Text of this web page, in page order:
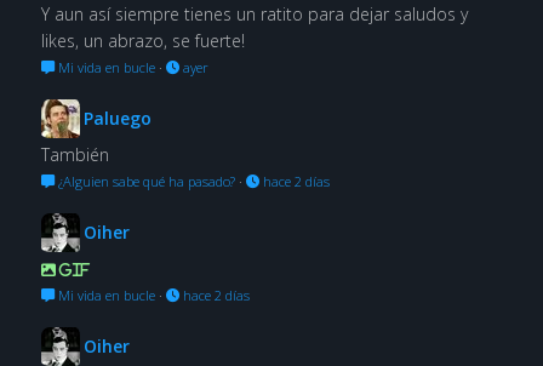
Y aun así siempre tienes un ratito para dejar saludos y
likes, un abrazo, se fuerte!
Mi vida en bucle· ayer
Paluego
También
¿Alguien sabe qué ha pasado?· hace 2 días
Oiher
GIF
Mi vida en bucle· hace 2 días
Oiher